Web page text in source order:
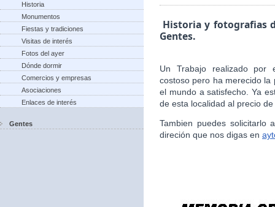
Historia
Monumentos
Fiestas y tradiciones
Visitas de interés
Fotos del ayer
Dónde dormir
Comercios y empresas
Asociaciones
Enlaces de interés
Gentes
Historia y fotografias
Gentes.
Un Trabajo realizado por
costoso pero ha merecido
el mundo a satisfecho. Ya
de esta localidad al precio
Tambien puedes
direción que nos digas en